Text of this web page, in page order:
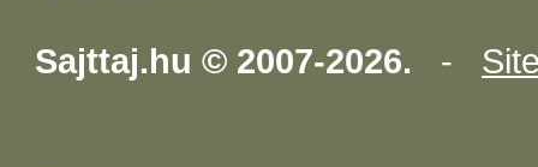
Sajttaj.hu © 2007-2026. -